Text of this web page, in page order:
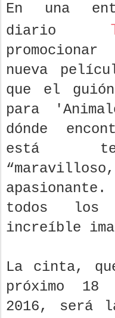
En una
diario
nueva
que el
para
dónde
está
todos
increíble
La cinta,
próximo 18
2016, será